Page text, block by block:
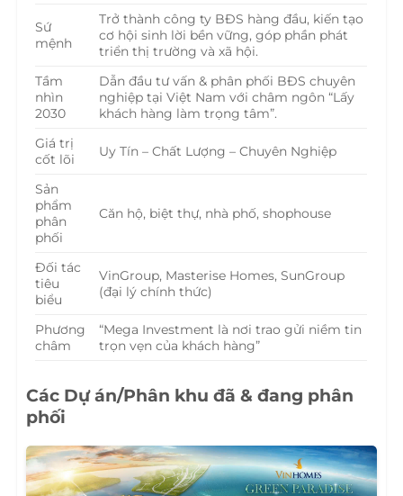
Sứ
mệnh
Trở thành công ty BĐS hàng đầu, kiến tạo
cơ hội sinh lời bền vững, góp phần phát
triển thị trường và xã hội.
Tầm
nhìn
2030
Dẫn đầu tư vấn & phân phối BĐS chuyên
nghiệp tại Việt Nam với châm ngôn “Lấy
khách hàng làm trọng tâm”.
Giá trị
cốt lõi
Uy Tín – Chất Lượng – Chuyên Nghiệp
Sản
phẩm
phân
phối
Căn hộ, biệt thự, nhà phố, shophouse
Đối tác
tiêu
biểu
VinGroup, Masterise Homes, SunGroup
(đại lý chính thức)
Phương
châm
“Mega Investment là nơi trao gửi niềm tin
trọn vẹn của khách hàng”
Các Dự án/Phân khu đã & đang phân
phối